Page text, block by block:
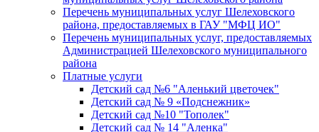
Перечень муниципальных услуг Шелеховского
района, предоставляемых в ГАУ "МФЦ ИО"
Перечень муниципальных услуг, предоставляемых
Администрацией Шелеховского муниципального
района
Платные услуги
Детский сад №6 "Аленький цветочек"
Детский сад № 9 «Подснежник»
Детский сад №10 "Тополек"
Детский сад № 14 "Аленка"